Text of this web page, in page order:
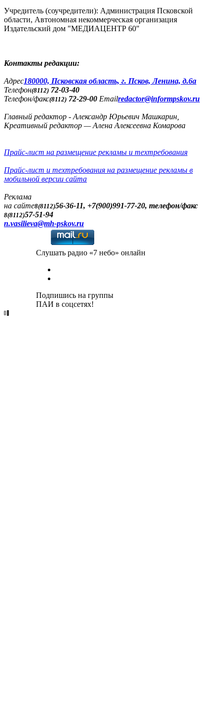
Учредитель (соучредители): Администрация Псковской
области, Автономная некоммерческая организация
Издательский дом "МЕДИАЦЕНТР 60"
Контакты редакции:
Адреc180000, Псковская область, г. Псков, Ленина, д.6а
Телефон(8112) 72-03-40
Телефон/факс(8112) 72-29-00 Emailredactor@informpskov.ru
Главный редактор - Александр Юрьевич Машкарин,
Креативный редактор — Алена Алексеевна Комарова
Прайс-лист на размещение рекламы и техтребования
Прайс-лист и техтребования на размещение рекламы в
мобильной версии сайта
Реклама
на сайте8(8112)56-36-11, +7(900)991-77-20, телефон/факс
8(8112)57-51-94
n.vasilieva@mh-pskov.ru
Слушать радио «7 небо» онлайн
Подпишись на группы
ПАИ в соцсетях!